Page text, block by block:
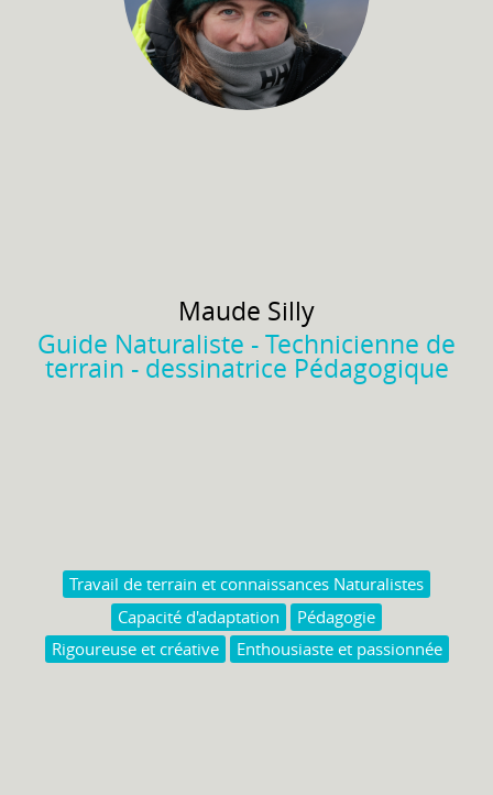
Maude Silly
Guide Naturaliste - Technicienne de
terrain - dessinatrice Pédagogique
Travail de terrain et connaissances Naturalistes
Capacité d'adaptation
Pédagogie
Rigoureuse et créative
Enthousiaste et passionnée